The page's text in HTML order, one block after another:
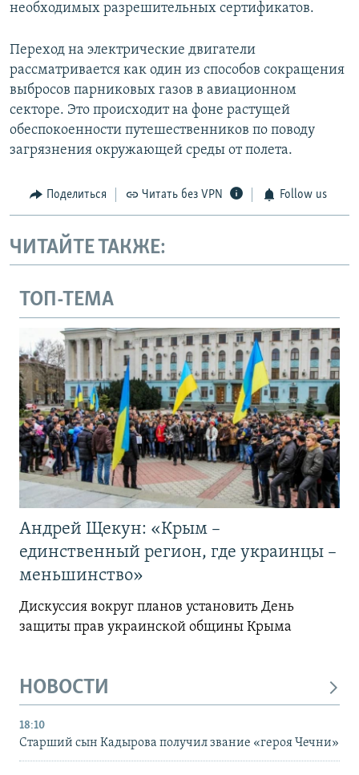
необходимых разрешительных сертификатов.
Переход на электрические двигатели
рассматривается как один из способов сокращения
выбросов парниковых газов в авиационном
секторе. Это происходит на фоне растущей
обеспокоенности путешественников по поводу
загрязнения окружающей среды от полета.
Поделиться Читать без VPN Follow us
ЧИТАЙТЕ ТАКЖЕ:
ТОП-ТЕМА
Андрей Щекун: «Крым –
единственный регион, где украинцы –
меньшинство»
Дискуссия вокруг планов установить День
защиты прав украинской общины Крыма
НОВОСТИ
18:10
Старший сын Кадырова получил звание «героя Чечни»